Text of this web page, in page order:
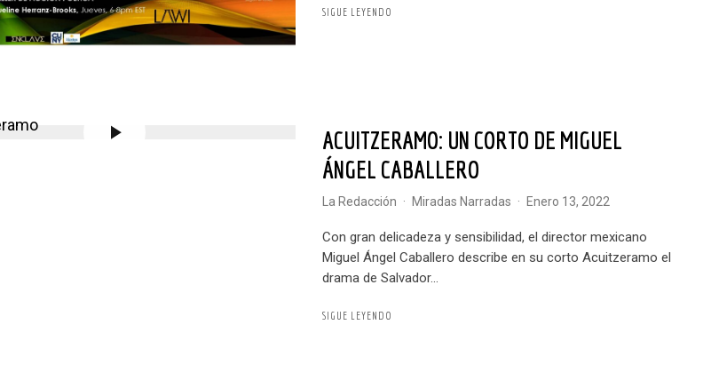
SIGUE LEYENDO
ACUITZERAMO: UN CORTO DE MIGUEL
ÁNGEL CABALLERO
La Redacción · Miradas Narradas · enero 13, 2022
Con gran delicadeza y sensibilidad, el director mexicano
Miguel Ángel Caballero describe en su corto Acuitzeramo el
drama de Salvador...
SIGUE LEYENDO